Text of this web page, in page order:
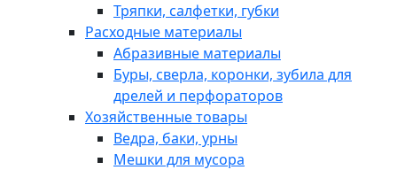
Тряпки, салфетки, губки
Расходные материалы
Абразивные материалы
Буры, сверла, коронки, зубила для
дрелей и перфораторов
Хозяйственные товары
Ведра, баки, урны
Мешки для мусора